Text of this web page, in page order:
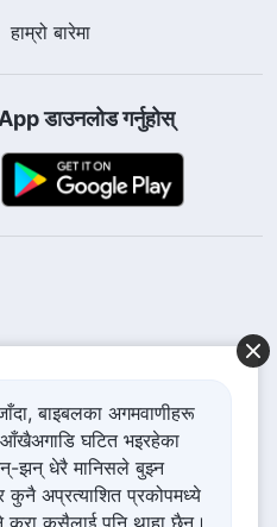
हाम्रो बारेमा
डाउनलोड गर्नुहोस्
बाइबलका अगमवाणीहरू
घटित भइरहेका
झन् धेरै मानिसले बुझ्न
अप्रत्याशित प्रकोपमध्ये
कसैलाई पनि थाहा छैन।